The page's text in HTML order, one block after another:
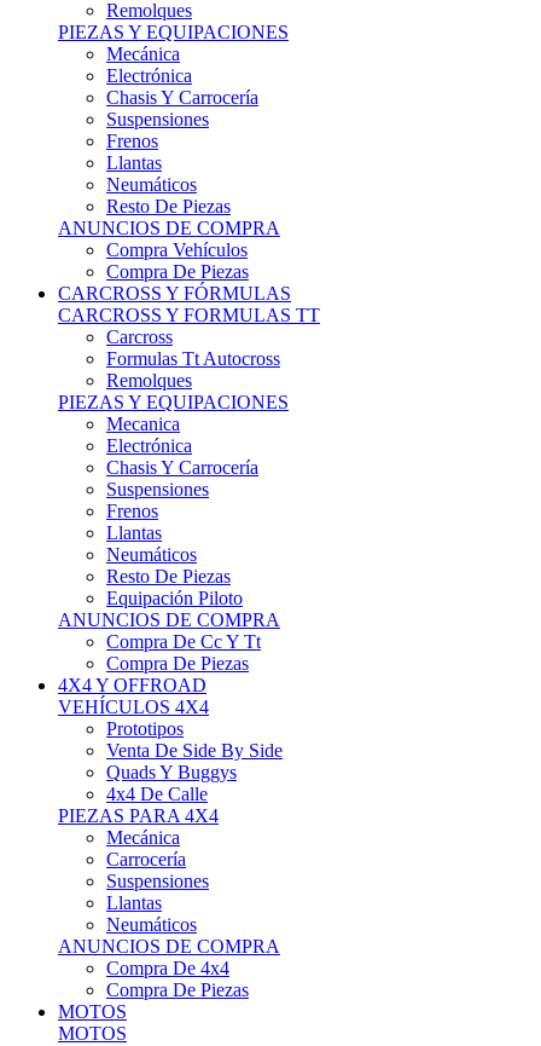
Mecánica
Electrónica
Chasis Y Carrocería
Suspensiones
Frenos
Llantas
Neumáticos
Resto De Piezas
ANUNCIOS DE COMPRA
Compra Vehículos
Compra De Piezas
CARCROSS Y FÓRMULAS
CARCROSS Y FORMULAS TT
Carcross
Formulas Tt Autocross
Remolques
PIEZAS Y EQUIPACIONES
Mecanica
Electrónica
Chasis Y Carrocería
Suspensiones
Frenos
Llantas
Neumáticos
Resto De Piezas
Equipación Piloto
ANUNCIOS DE COMPRA
Compra De Cc Y Tt
Compra De Piezas
4X4 Y OFFROAD
VEHÍCULOS 4X4
Prototipos
Venta De Side By Side
Quads Y Buggys
4x4 De Calle
PIEZAS PARA 4X4
Mecánica
Carrocería
Suspensiones
Llantas
Neumáticos
ANUNCIOS DE COMPRA
Compra De 4x4
Compra De Piezas
MOTOS
MOTOS
Motos De Circuito